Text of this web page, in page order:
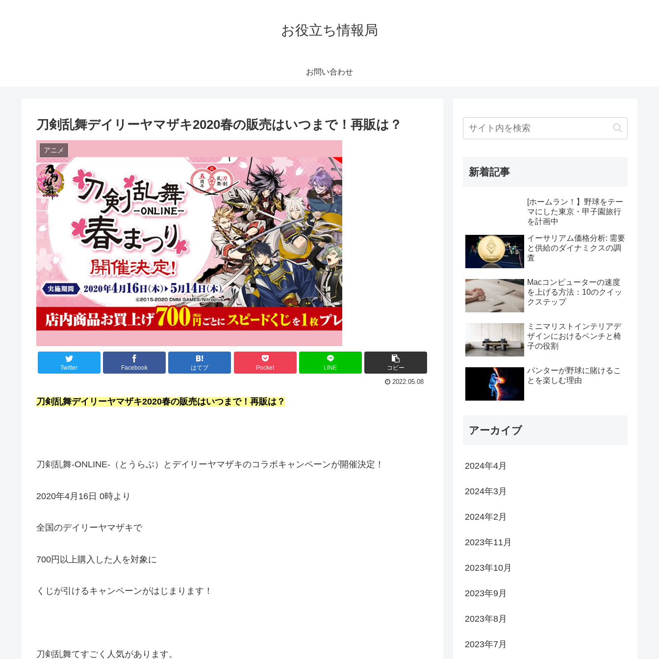
お役立ち情報局
お問い合わせ
刀剣乱舞デイリーヤマザキ2020春の販売はいつまで！再販は？
アニメ
Twitter Facebook はてブ Pocket LINE コピー
2022.05.08
刀剣乱舞デイリーヤマザキ2020春の販売はいつまで！再販は？
刀剣乱舞-ONLINE-（とうらぶ）とデイリーヤマザキのコラボキャンペーンが開催決定！
2020年4月16日 0時より
全国のデイリーヤマザキで
700円以上購入した人を対象に
くじが引けるキャンペーンがはじまります！
刀剣乱舞てすごく人気があります。
新着記事
[ホームラン！】野球をテー
マにした東京・甲子園旅行
を計画中
イーサリアム価格分析: 需要
と供給のダイナミクスの調
査
Macコンピューターの速度
を上げる方法：10のクイッ
クステップ
ミニマリストインテリアデ
ザインにおけるベンチと椅
子の役割
パンターが野球に賭けるこ
とを楽しむ理由
アーカイブ
2024年4月
2024年3月
2024年2月
2023年11月
2023年10月
2023年9月
2023年8月
2023年7月